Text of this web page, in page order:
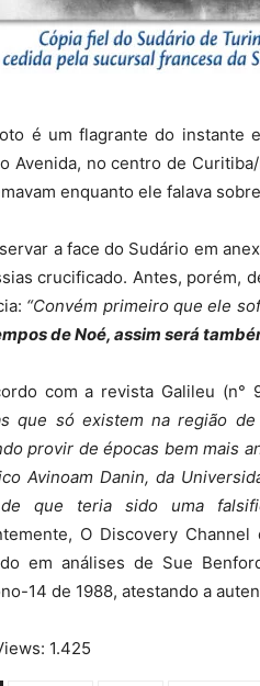
é um flagrante do instante
Avenida, no centro de
enquanto ele falava
a face do Sudário em
crucificado. Antes, porém,
“Convém primeiro que ele
de Noé, assim será
com a revista Galileu (n°
que só existem na região
provir de épocas bem mais
Avinoam Danin, da
que teria sido uma
O Discovery
em análises de Sue
14 de 1988, atestando a
1.425